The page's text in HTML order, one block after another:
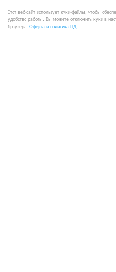
Этот веб-сайт использует куки-файлы, чтобы
удобство работы. Вы можете отключить куки в
браузера. Оферта и политика ПД